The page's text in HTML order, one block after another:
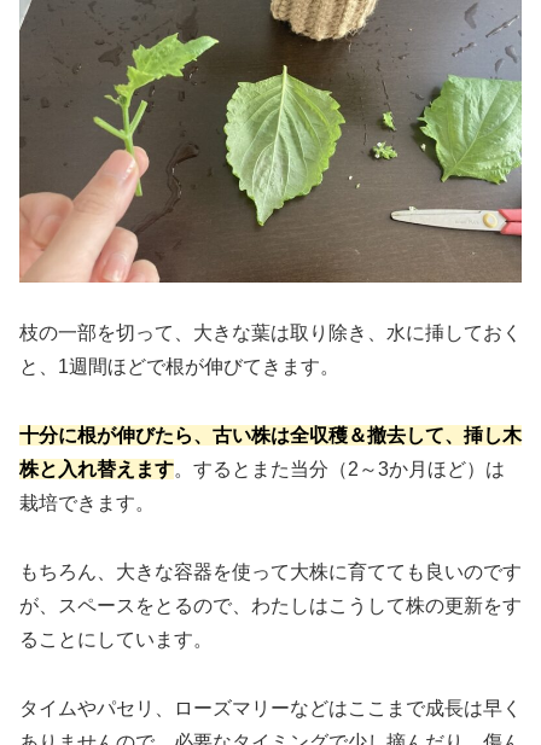
枝の一部を切って、大きな葉は取り除き、水に挿しておく
と、1週間ほどで根が伸びてきます。
十分に根が伸びたら、古い株は全収穫＆撤去して、挿し木
株と入れ替えます。するとまた当分（2～3か月ほど）は
栽培できます。
もちろん、大きな容器を使って大株に育てても良いのです
が、スペースをとるので、わたしはこうして株の更新をす
ることにしています。
タイムやパセリ、ローズマリーなどはここまで成長は早く